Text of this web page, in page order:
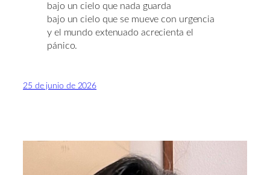
bajo un cielo que nada guarda
bajo un cielo que se mueve con urgencia
y el mundo extenuado acrecienta el
pánico.
25 de junio de 2026